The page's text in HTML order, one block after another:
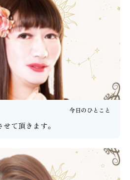
今日のひとこと
て頂きます。